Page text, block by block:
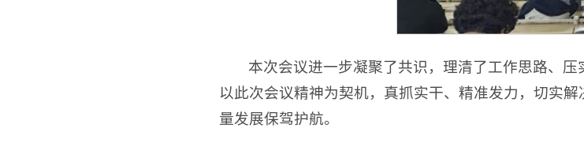
本次会议进一步凝聚了共识，理清了工作思路、
以此次会议精神为契机，真抓实干、精准发力，切实
量发展保驾护航。